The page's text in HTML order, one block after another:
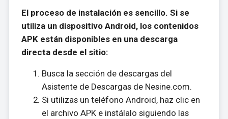
El proceso de instalación es sencillo. Si se
utiliza un dispositivo Android, los contenidos
APK están disponibles en una descarga
directa desde el sitio:
Busca la sección de descargas del
Asistente de Descargas de Nesine.com.
Si utilizas un teléfono Android, haz clic en
el archivo APK e instálalo siguiendo las